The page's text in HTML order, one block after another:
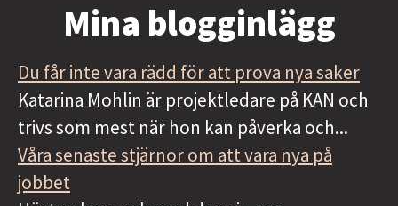
Mina blogginlägg
Du får inte vara rädd för att prova nya saker
Katarina Mohlin är projektledare på KAN och
trivs som mest när hon kan påverka och...
Våra senaste stjärnor om att vara nya på
jobbet